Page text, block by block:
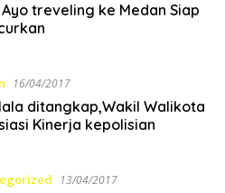
Ayo treveling ke Medan Siap
16/04/2017
ditangkap,Wakil Walikota
Kinerja kepolisian
13/04/2017